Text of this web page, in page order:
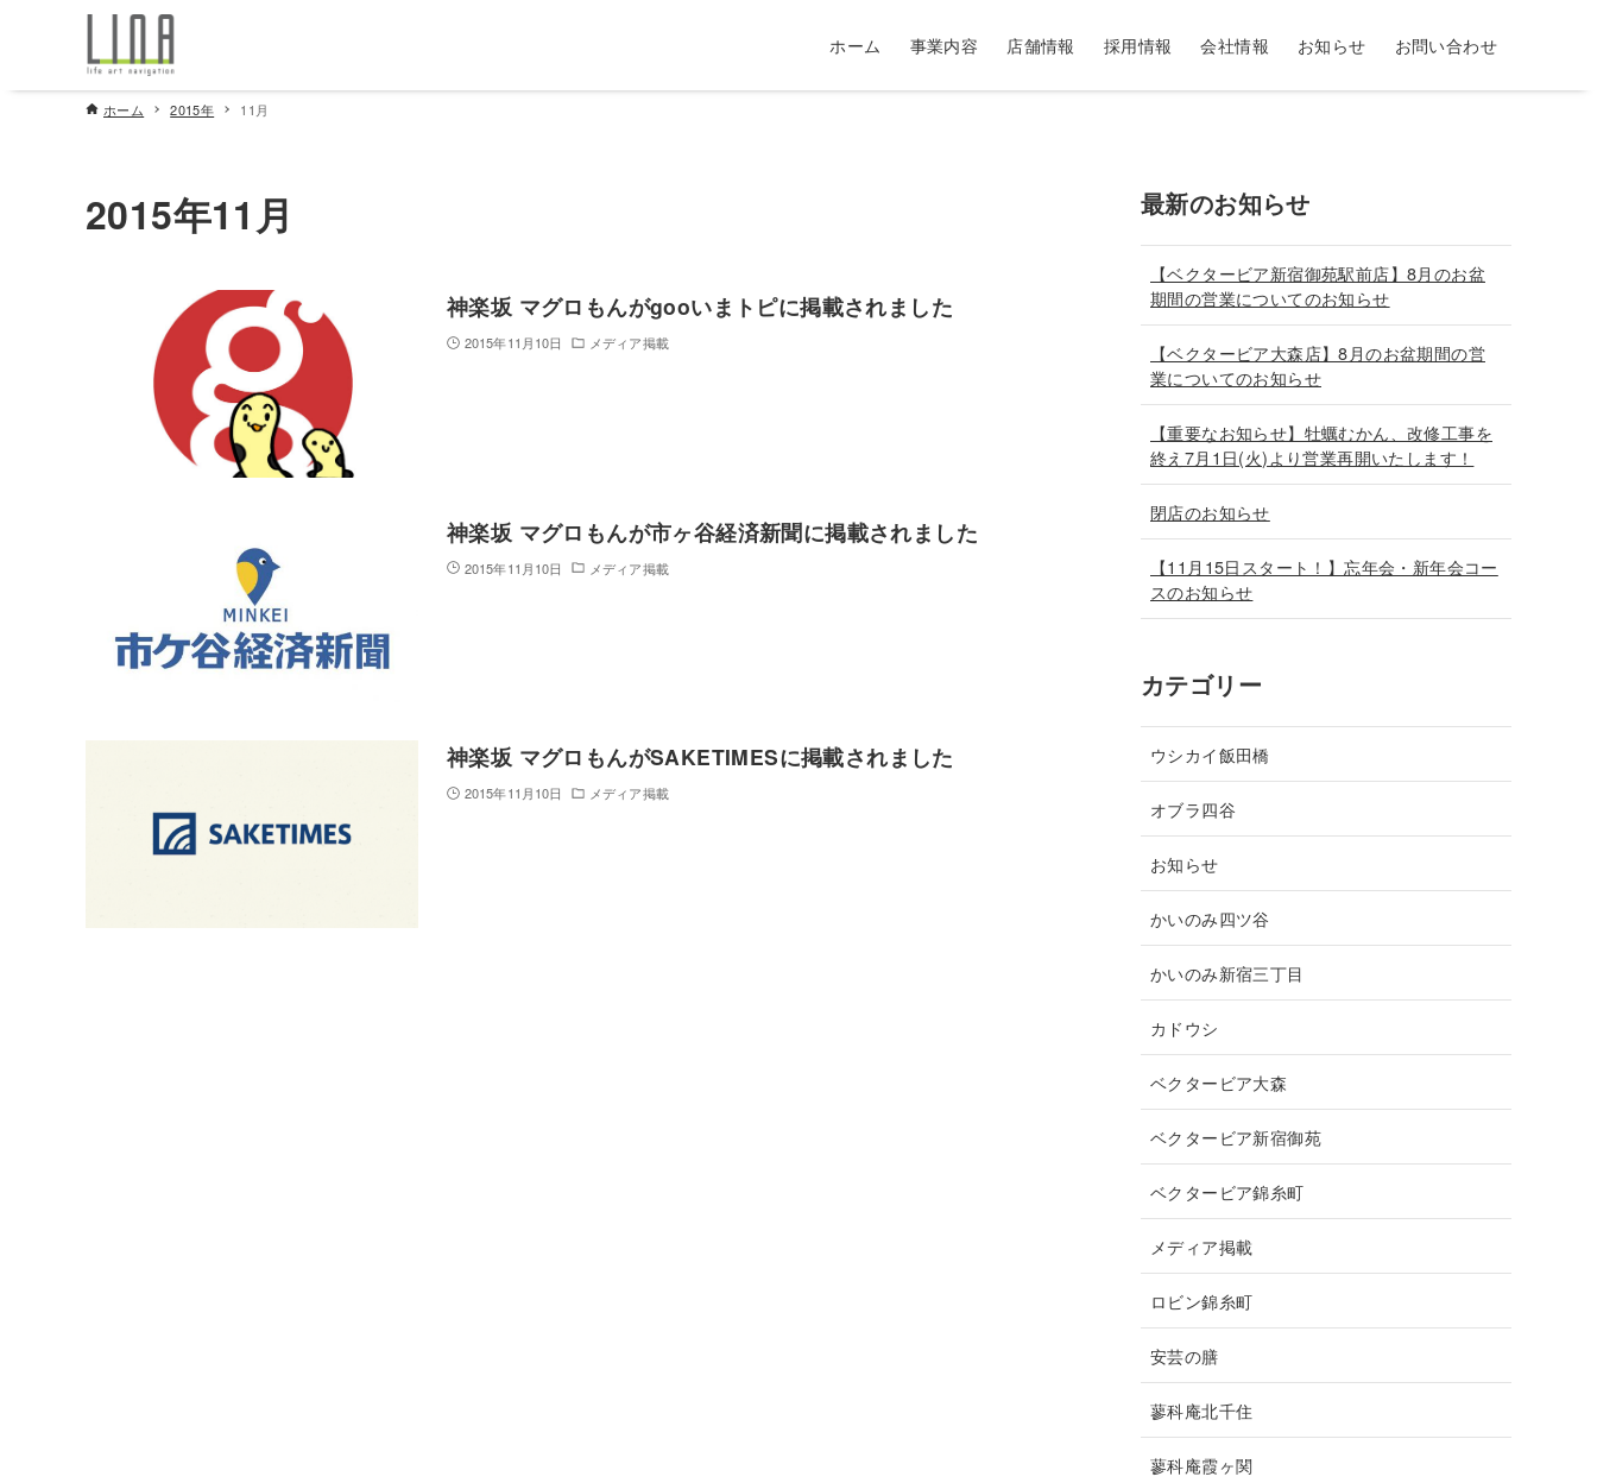
ホーム 事業内容 店舗情報 採用情報 会社情報 お知らせ お問い合わせ
ホーム 2015年 11月
2015年11月
神楽坂 マグロもんがgooいまトピに掲載されました
2015年11月10日 メディア掲載
神楽坂 マグロもんが市ヶ谷経済新聞に掲載されました
2015年11月10日 メディア掲載
神楽坂 マグロもんがSAKETIMESに掲載されました
2015年11月10日 メディア掲載
最新のお知らせ
【ベクタービア新宿御苑駅前店】8月のお盆
期間の営業についてのお知らせ
【ベクタービア大森店】8月のお盆期間の営
業についてのお知らせ
【重要なお知らせ】牡蠣むかん、改修工事を
終え7月1日(火)より営業再開いたします！
閉店のお知らせ
【11月15日スタート！】忘年会・新年会コー
スのお知らせ
カテゴリー
ウシカイ飯田橋
オブラ四谷
お知らせ
かいのみ四ツ谷
かいのみ新宿三丁目
カドウシ
ベクタービア大森
ベクタービア新宿御苑
ベクタービア錦糸町
メディア掲載
ロビン錦糸町
安芸の膳
蓼科庵北千住
蓼科庵霞ヶ関